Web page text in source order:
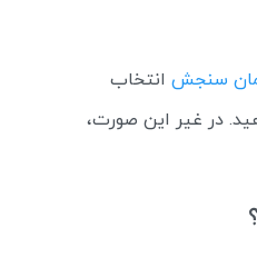
سنجش انتخاب
در غیر این صورت،